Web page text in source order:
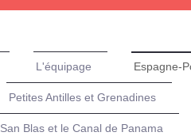
L'équipage Espagne-
Petites Antilles et Grenadines
San Blas et le Canal de Panama